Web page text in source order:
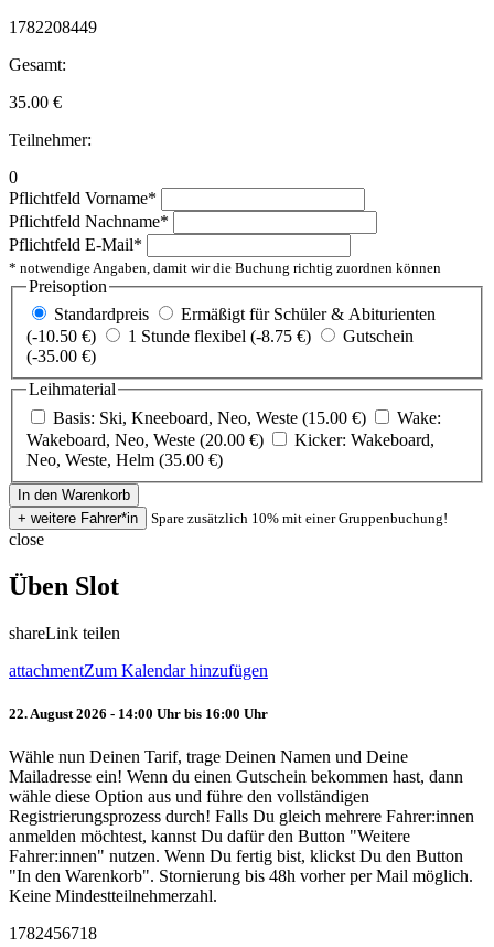
1782208449
Gesamt:
35.00 €
Teilnehmer:
0
Pflichtfeld Vorname*
Pflichtfeld Nachname*
Pflichtfeld E-Mail*
* notwendige Angaben, damit wir die Buchung richtig zuordnen können
Preisoption
Standardpreis
Ermäßigt für Schüler & Abiturienten
(-10.50 €)
1 Stunde flexibel (-8.75 €)
Gutschein
(-35.00 €)
Leihmaterial
Basis: Ski, Kneeboard, Neo, Weste (15.00 €)
Wake:
Wakeboard, Neo, Weste (20.00 €)
Kicker: Wakeboard,
Neo, Weste, Helm (35.00 €)
Spare zusätzlich 10% mit einer Gruppenbuchung!
close
Üben Slot
shareLink teilen
attachmentZum Kalendar hinzufügen
22. August 2026 - 14:00 Uhr bis 16:00 Uhr
Wähle nun Deinen Tarif, trage Deinen Namen und Deine
Mailadresse ein! Wenn du einen Gutschein bekommen hast, dann
wähle diese Option aus und führe den vollständigen
Registrierungsprozess durch! Falls Du gleich mehrere Fahrer:innen
anmelden möchtest, kannst Du dafür den Button "Weitere
Fahrer:innen" nutzen. Wenn Du fertig bist, klickst Du den Button
"In den Warenkorb". Stornierung bis 48h vorher per Mail möglich.
Keine Mindestteilnehmerzahl.
1782456718